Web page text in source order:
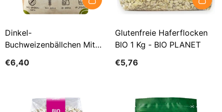
Dinkel-
Buchweizenbällchen Mit
€6,40
Glutenfreie Haferflocken
BIO 1 Kg - BIO PLANET
€5,76